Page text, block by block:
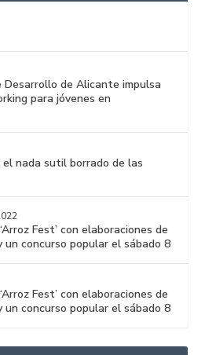
Desarrollo de Alicante impulsa
para jóvenes en
el nada sutil borrado de las
Fest’ con elaboraciones de
un concurso popular el sábado 8
Fest’ con elaboraciones de
un concurso popular el sábado 8